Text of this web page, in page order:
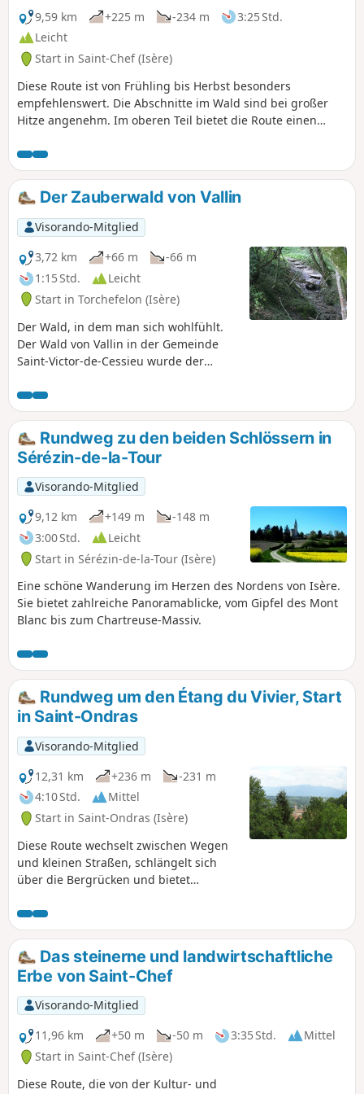
9,59 km +225 m -234 m
3:25 Std.
Leicht
Start in Saint-Chef (Isère)
Diese Route ist von Frühling bis Herbst besonders
empfehlenswert. Die Abschnitte im Wald sind bei großer
Hitze angenehm. Im oberen Teil bietet die Route einen
bis zum Mont-Blanc im Osten. Der Abstieg zum Dorf Saint-
Chef bietet einen schönen Blick auf das Schlossviertel und
die Abteikirche. Ein Großteil der Strecke verläuft auf
asphaltierten Straßen. Die meisten dieser Straßen sind
jedoch ehemalige Verbindungswege mit sehr geringem
Verkehrsaufkommen.
Der Zauberwald von Vallin
Visorando-Mitglied
3,72 km
+66 m
-66 m
1:15 Std.
Leicht
Start in Torchefelon (Isère)
Der Wald, in dem man sich wohlfühlt.
Der Wald von Vallin in der Gemeinde
Saint-Victor-de-Cessieu wurde der
Templern besucht, die seine heilenden
Kräfte nutzen wollten. Mehrere Stellen
im Wald sollen voller Energie sein, an
diesem Ort herrscht eine besondere
Energie, die Kompasse verrückt spielen
lässt. Es ist ein schöner Wald mit
Buchen, Eichen und
Haselnusssträuchern. Ein Teil des
Waldes wurde mit Douglasien,
Kirschbäumen und Roteichen neu
bepflanzt.
Rundweg zu den beiden Schlössern in
Sérézin-de-la-Tour
Visorando-Mitglied
9,12 km
+149 m
-148 m
3:00 Std.
Leicht
Start in Sérézin-de-la-Tour (Isère)
Eine schöne Wanderung im Herzen des Nordens von Isère.
Sie bietet zahlreiche Panoramablicke, vom Gipfel des Mont
Blanc bis zum Chartreuse-Massiv.
Rundweg um den Étang du Vivier, Start
in Saint-Ondras
Visorando-Mitglied
12,31 km
+236 m
-231 m
4:10 Std.
Mittel
Start in Saint-Ondras (Isère)
Diese Route wechselt zwischen Wegen
und kleinen Straßen, schlängelt sich
über die Bergrücken und bietet
Dauphiné und die Gebirgsmassive
Chartreuse und Vercors.
Das steinerne und landwirtschaftliche
Erbe von Saint-Chef
Visorando-Mitglied
11,96 km
+50 m -50 m 3:35 Std.
Mittel
Start in Saint-Chef (Isère)
Diese Route, die von der Kultur- und